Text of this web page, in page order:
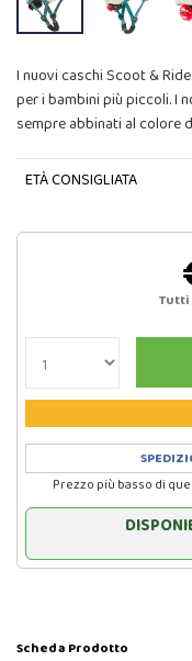
I nuovi caschi Scoot &
per i bambini più piccoli. I
sempre abbinati al colore
ETÀ CONSIGLIATA
Tutti
Prezzo più basso di
Scheda Prodotto